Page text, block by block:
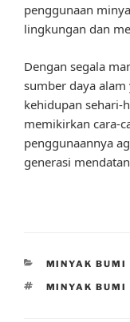
penggunaan
lingkungan dan
Dengan segala
sumber daya
kehidupan sehari-
memikirkan cara-
penggunaannya
generasi
CATEGORIES
MINYAK BUMI
TAGS
MINYAK BUMI